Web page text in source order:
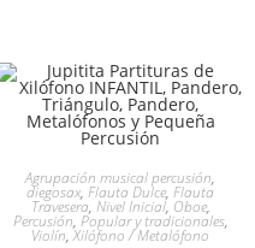
Agrupación musical percusión,
diegosax, Flauta Dulce, Flauta
Travesera, Nivel Inicial, Oboe,
Percusión, Popular y tradicionales,
Violín,Xilófono / Metalófono